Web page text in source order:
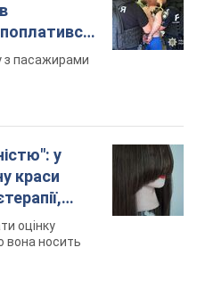
поплатився.
з пасажирами
у
краси
оцінку
вона носить